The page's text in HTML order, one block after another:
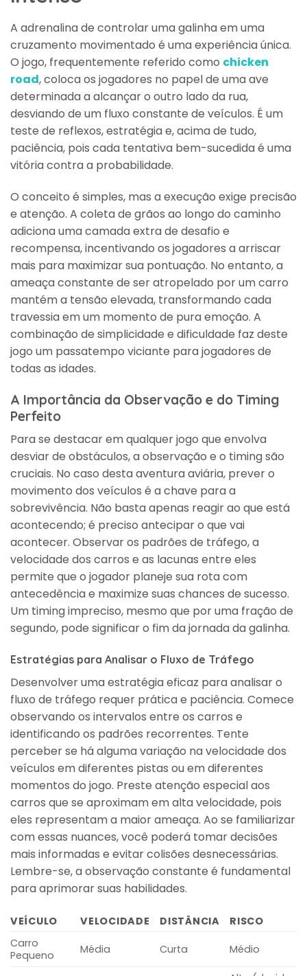
A adrenalina de controlar uma galinha em uma
cruzamento movimentado é uma experiência única.
O jogo, frequentemente referido como chicken
road, coloca os jogadores no papel de uma ave
determinada a alcançar o outro lado da rua,
desviando de um fluxo constante de veículos. É um
teste de reflexos, estratégia e, acima de tudo,
paciência, pois cada tentativa bem-sucedida é uma
vitória contra a probabilidade.
O conceito é simples, mas a execução exige precisão
e atenção. A coleta de grãos ao longo do caminho
adiciona uma camada extra de desafio e
recompensa, incentivando os jogadores a arriscar
mais para maximizar sua pontuação. No entanto, a
ameaça constante de ser atropelado por um carro
mantém a tensão elevada, transformando cada
travessia em um momento de pura emoção. A
combinação de simplicidade e dificuldade faz deste
jogo um passatempo viciante para jogadores de
todas as idades.
A Importância da Observação e do Timing
Perfeito
Para se destacar em qualquer jogo que envolva
desviar de obstáculos, a observação e o timing são
cruciais. No caso desta aventura aviária, prever o
movimento dos veículos é a chave para a
sobrevivência. Não basta apenas reagir ao que está
acontecendo; é preciso antecipar o que vai
acontecer. Observar os padrões de tráfego, a
velocidade dos carros e as lacunas entre eles
permite que o jogador planeje sua rota com
antecedência e maximize suas chances de sucesso.
Um timing impreciso, mesmo que por uma fração de
segundo, pode significar o fim da jornada da galinha.
Estratégias para Analisar o Fluxo de Tráfego
Desenvolver uma estratégia eficaz para analisar o
fluxo de tráfego requer prática e paciência. Comece
observando os intervalos entre os carros e
identificando os padrões recorrentes. Tente
perceber se há alguma variação na velocidade dos
veículos em diferentes pistas ou em diferentes
momentos do jogo. Preste atenção especial aos
carros que se aproximam em alta velocidade, pois
eles representam a maior ameaça. Ao se familiarizar
com essas nuances, você poderá tomar decisões
mais informadas e evitar colisões desnecessárias.
Lembre-se, a observação constante é fundamental
para aprimorar suas habilidades.
VEÍCULO VELOCIDADE DISTÂNCIA
RISCO
Carro
Pequeno
Média Curta Médio